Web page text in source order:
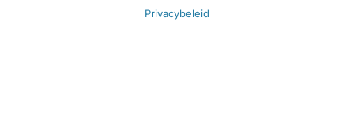
Privacybeleid